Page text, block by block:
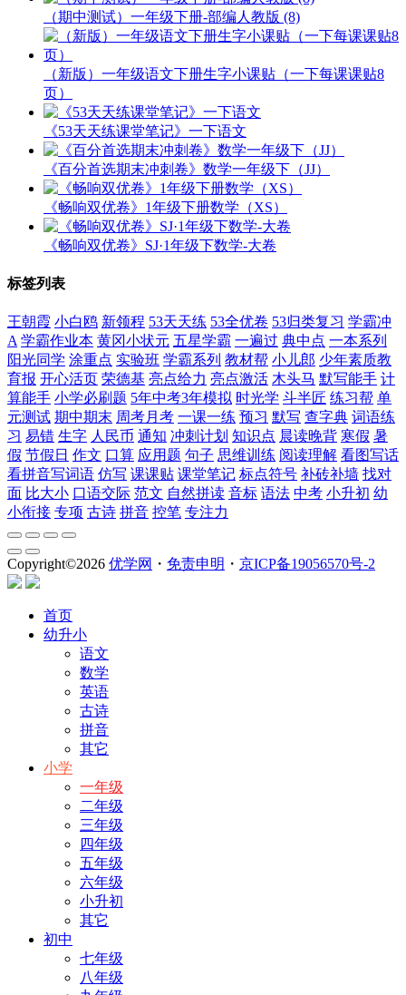
（期中测试）一年级下册-部编人教版 (8)
（新版）一年级语文下册生字小课贴（一下每课课贴8
页）
《53天天练课堂笔记》一下语文
《百分首选期末冲刺卷》数学一年级下（JJ）
《畅响双优卷》1年级下册数学（XS）
《畅响双优卷》SJ·1年级下数学-大卷
标签列表
王朝霞 小白鸥 新领程 53天天练 53全优卷 53归类复习 学霸冲
A 学霸作业本 黄冈小状元 五星学霸 一遍过 典中点 一本系列
阳光同学 涂重点 实验班 学霸系列 教材帮 小儿郎 少年素质教
育报 开心活页 荣德基 亮点给力 亮点激活 木头马 默写能手 计
算能手 小学必刷题 5年中考3年模拟 时光学 斗半匠 练习帮 单
元测试 期中期末 周考月考 一课一练 预习 默写 查字典 词语练
习 易错 生字 人民币 通知 冲刺计划 知识点 晨读晚背 寒假 暑
假 节假日 作文 口算 应用题 句子 思维训练 阅读理解 看图写话
看拼音写词语 仿写 课课贴 课堂笔记 标点符号 补砖补墙 找对
面 比大小 口语交际 范文 自然拼读 音标 语法 中考 小升初 幼
小衔接 专项 古诗 拼音 控笔 专注力
Copyright©2026 优学网 ・ 免责申明 ・ 京ICP备19056570号-2
首页
幼升小
语文
数学
英语
古诗
拼音
其它
小学
一年级
二年级
三年级
四年级
五年级
六年级
小升初
其它
初中
七年级
八年级